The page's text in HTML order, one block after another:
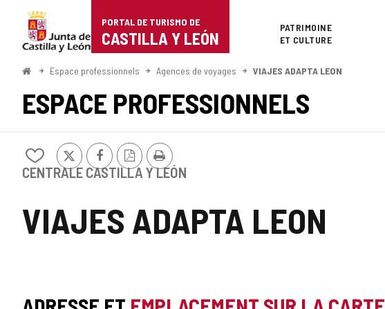
Portal
de
Turismo
de
Castilla
León
PORTAL DE TURISMO DE
CASTILLA Y LEÓN
Superior
PATRIMOINE
ET CULTURE
<
Accueil
Espace professionnels Agences de voyages VIAJES ADAPTA LEON
ESPACE PROFESSIONNELS
VIAJES ADAPTA LEON
Ajouter/retirer
le
contenu
cahiers
X FacebookVersion
PDF
Imprimer
CENTRALE CASTILLA Y LEÓN